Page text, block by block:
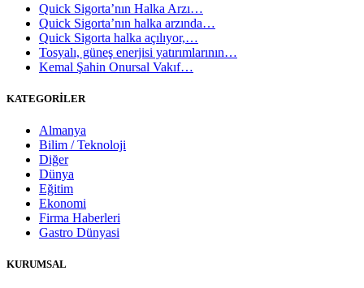
Quick Sigorta’nın Halka Arzı…
Quick Sigorta’nın halka arzında…
Quick Sigorta halka açılıyor,…
Tosyalı, güneş enerjisi yatırımlarının…
Kemal Şahin Onursal Vakıf…
KATEGORİLER
Almanya
Bilim / Teknoloji
Diğer
Dünya
Eğitim
Ekonomi
Firma Haberleri
Gastro Dünyasi
KURUMSAL